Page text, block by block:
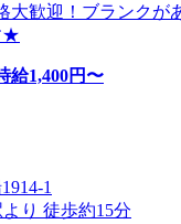
大歓迎！ブランクが
★
給1,400円〜
1
り 徒歩約15分